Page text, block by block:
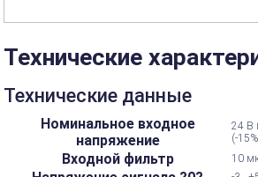
Технические
Технические данные
Номинальное входное
напряжение
24 В
(-
Входной фильтр 10